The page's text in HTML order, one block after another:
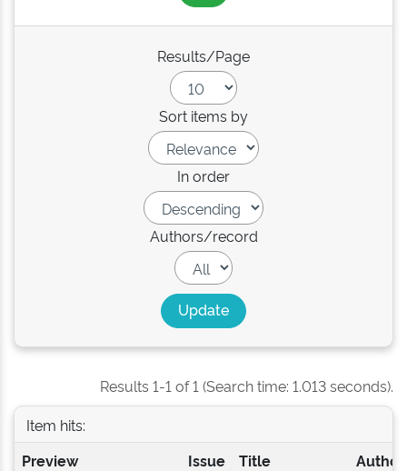
Results/Page
Sort items by
In order
Authors/record
Results 1-1 of 1 (Search time: 1.013 seconds).
Item hits:
Preview
Issue
Title